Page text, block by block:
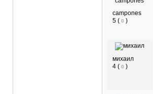
campones
5( 0 )
михаил
4( 0 )